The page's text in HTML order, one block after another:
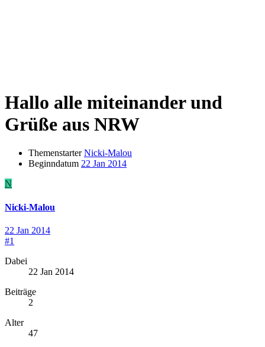
Hallo alle miteinander und
Grüße aus NRW
Themenstarter Nicki-Malou
Beginndatum 22 Jan 2014
N
Nicki-Malou
22 Jan 2014
#1
Dabei
22 Jan 2014
Beiträge
2
Alter
47